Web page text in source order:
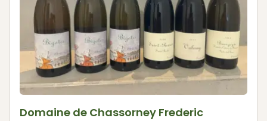
Domaine de Chassorney Frederic